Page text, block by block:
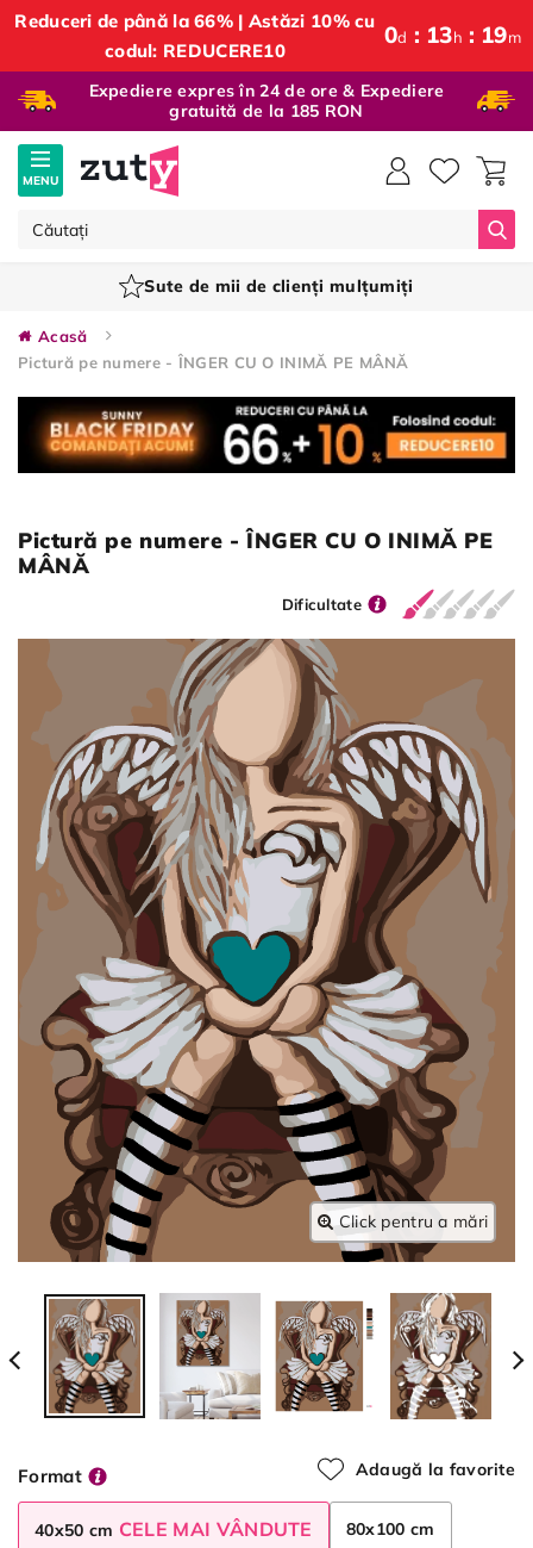
Reduceri de până la 66% | Astăzi 10% cu
codul: REDUCERE10
0d 13h 19m
Expediere expres în 24 de ore & Expediere
gratuită de la 185 RON
MENU
Sute de mii de clienți mulțumiți
Acasă
Pictură pe numere - ÎNGER CU O INIMĂ PE MÂNĂ
Pictură pe numere - ÎNGER CU O INIMĂ PE
MÂNĂ
Dificultate
Click pentru a mări
Adaugă la favorite
Format
40x50 cm CELE MAI VÂNDUTE 80x100 cm